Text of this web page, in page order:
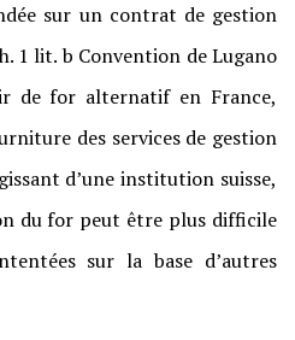
sur un contrat de gestion
1 lit. b Convention de Lugano
de for alternatif en France,
des services de gestion
d’une institution suisse,
du for peut être plus difficile
sur la base d’autres